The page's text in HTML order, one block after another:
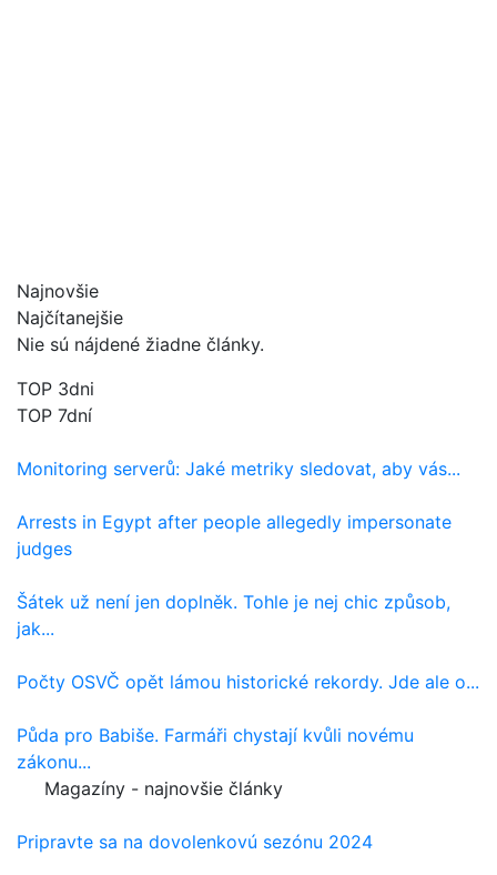
Najnovšie
Najčítanejšie
Nie sú nájdené žiadne články.
TOP 3dni
TOP 7dní
Monitoring serverů: Jaké metriky sledovat, aby vás...
Arrests in Egypt after people allegedly impersonate
judges
Šátek už není jen doplněk. Tohle je nej chic způsob,
jak...
Počty OSVČ opět lámou historické rekordy. Jde ale o...
Půda pro Babiše. Farmáři chystají kvůli novému
zákonu...
Magazíny - najnovšie články
Pripravte sa na dovolenkovú sezónu 2024